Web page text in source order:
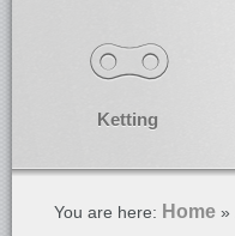
Ketting
You are here: Home »